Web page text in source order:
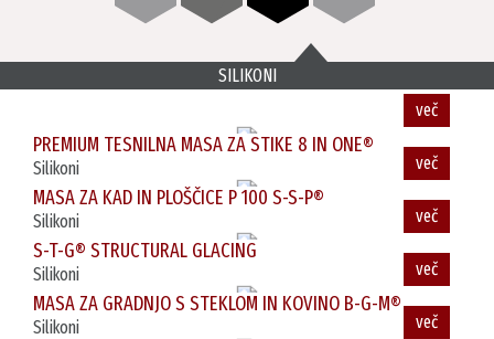
SILIKONI
PREMIUM TESNILNA MASA ZA STIKE 8 IN ONE®
Silikoni
MASA ZA KAD IN PLOŠČICE P 100 S-S-P®
Silikoni
več
S-T-G® STRUCTURAL GLACING
Silikoni
več
MASA ZA GRADNJO S STEKLOM IN KOVINO B-G-M®
Silikoni
več
več